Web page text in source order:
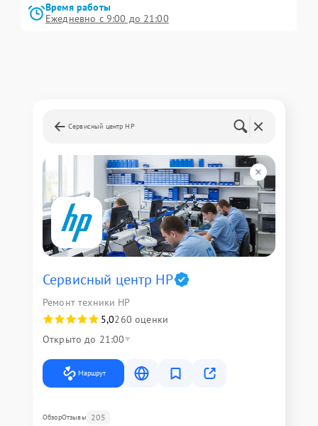
Время работы
Ежедневно с 9:00 до 21:00
Сервисный центр HP
Сервисный центр HP
Ремонт техники HP
5,0260 оценки
Открыто до 21:00
Маршрут
ОбзорОтзывы 205